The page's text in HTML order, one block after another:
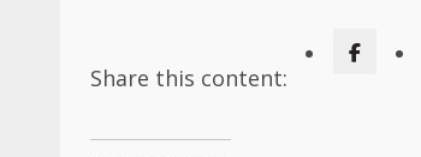
Share this content: